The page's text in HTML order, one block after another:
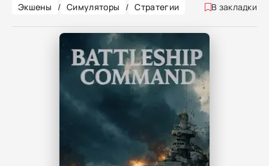
Экшены
/ Симуляторы / Стратегии В закладки